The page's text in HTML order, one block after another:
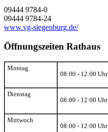
09444 9784-0
09444 9784-24
www.vg-siegenburg.de/
Öffnungszeiten Rathaus
Montag
08:00 - 12:00 Uhr
Dienstag
08:00 - 12:00 Uhr
Mittwoch
08:00 - 12:00 Uhr